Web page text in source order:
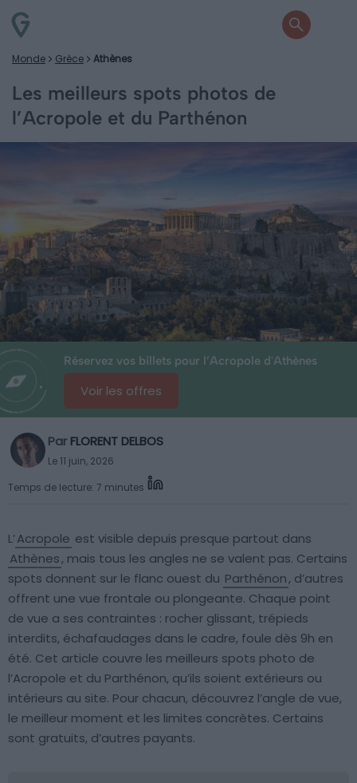
Monde Grèce Athènes
Les meilleurs spots photos de
l’Acropole et du Parthénon
Réservez vos billets pour l’Acropole d'Athènes
Voir les offres
Par FLORENT DELBOS
Le 11 juin, 2026
Temps de lecture: 7 minutes
L’Acropole est visible depuis presque partout dans
Athènes, mais tous les angles ne se valent pas. Certains
spots donnent sur le flanc ouest du Parthénon, d’autres
offrent une vue frontale ou plongeante. Chaque point
de vue a ses contraintes : rocher glissant, trépieds
interdits, échafaudages dans le cadre, foule dès 9h en
été. Cet article couvre les meilleurs spots photo de
l’Acropole et du Parthénon, qu’ils soient extérieurs ou
intérieurs au site. Pour chacun, découvrez l’angle de vue,
le meilleur moment et les limites concrètes. Certains
sont gratuits, d’autres payants.